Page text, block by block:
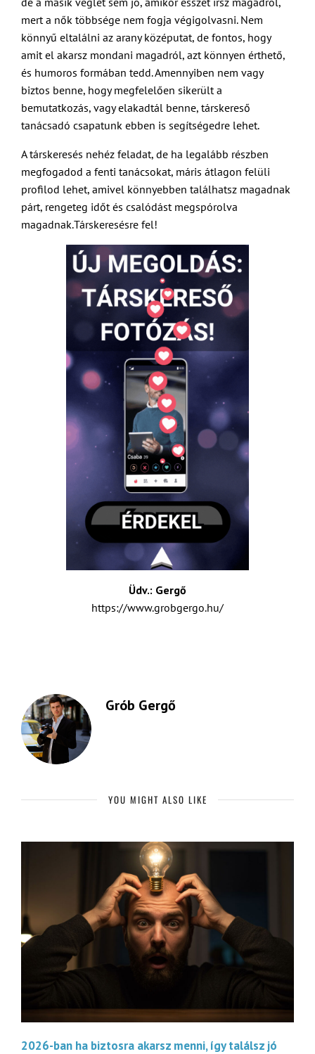
mert a nők többsége nem fogja végigolvasni. Nem
könnyű eltalálni az arany középutat, de fontos, hogy
amit el akarsz mondani magadról, azt könnyen érthető,
és humoros formában tedd. Amennyiben nem vagy
biztos benne, hogy megfelelően sikerült a
bemutatkozás, vagy elakadtál benne, társkereső
tanácsadó csapatunk ebben is segítségedre lehet.
A társkeresés nehéz feladat, de ha legalább részben
megfogadod a fenti tanácsokat, máris átlagon felüli
profilod lehet, amivel könnyebben találhatsz magadnak
párt, rengeteg időt és csalódást megspórolva
magadnak.Társkeresésre fel!
Üdv.: Gergő
https://www.grobgergo.hu/
Grób Gergő
YOU MIGHT ALSO LIKE
2026-ban ha biztosra akarsz menni, így találsz jó